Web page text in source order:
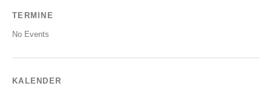
TERMINE
No Events
KALENDER